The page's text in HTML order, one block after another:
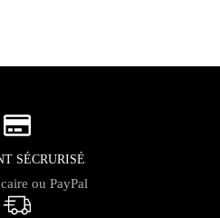
SÉCRURISÉ
ou PayPal